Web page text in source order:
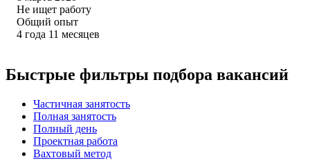
Не ищет работу
Общий опыт
4 года 11 месяцев
Быстрые фильтры подбора вакансий
Частичная занятость
Полная занятость
Полный день
Проектная работа
Вахтовый метод